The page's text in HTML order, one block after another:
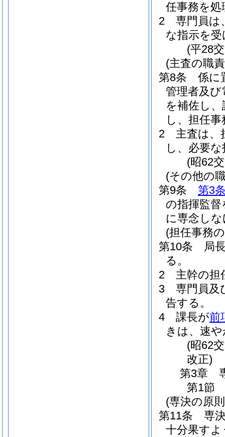
任事務を処
2
専門員は
な指示を
(平28
(主査の職
第8条
係に
管理者及び
を補佐し
し、担任
2
主査は、
し、必要
(昭62
(その他の
第9条
第3
の指揮監
に専念し
(担任事務
第10条
局
る。
2
主幹の担
3
専門員及
告する。
4
課長が前
きは、速
(昭62
改正)
第3章
第1節
(専決の原
第11条
専
十分果す